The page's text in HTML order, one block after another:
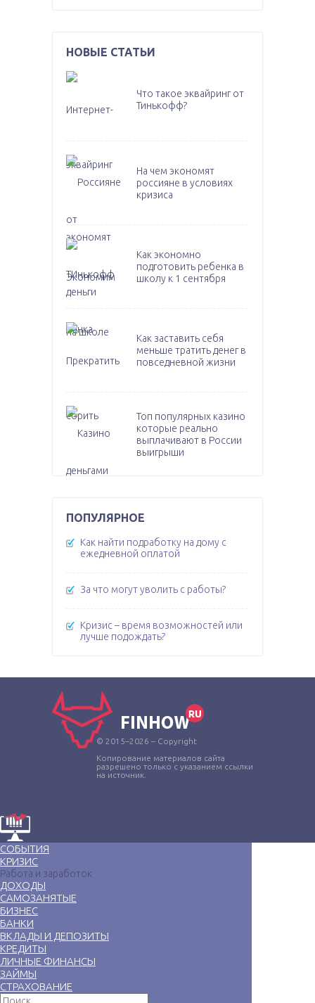
НОВЫЕ СТАТЬИ
Что такое эквайринг от
Тинькофф?
На чем экономят
россияне в условиях
кризиса
Как экономно
подготовить ребенка в
школу к 1 сентября
Как заставить себя
меньше тратить денег в
повседневной жизни
Топ популярных казино
которые реально
выплачивают в России
выигрыши
ПОПУЛЯРНОЕ
Как найти подработку на дому с
ежедневной оплатой
За что могут уволить с работы?
Кризис – время возможностей или
лучше подождать?
© 2015–2026 – Copyright
Копирование материалов сайта
разрешено только с указанием ссылки
на источник.
СОБЫТИЯ
КРИЗИС
Работа и заработок
ДОХОДЫ
САМОЗАНЯТЫЕ
БИЗНЕС
БАНКИ
ВКЛАДЫ И ДЕПОЗИТЫ
КРЕДИТЫ
ЛИЧНЫЕ ФИНАНСЫ
ЗАЙМЫ
СТРАХОВАНИЕ